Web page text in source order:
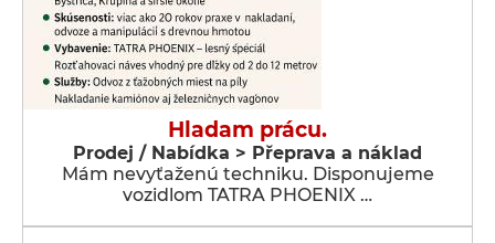
Hladam prácu.
Prodej / Nabídka > Přeprava a náklad
Mám nevyťaženú techniku. Disponujeme
vozidlom TATRA PHOENIX …